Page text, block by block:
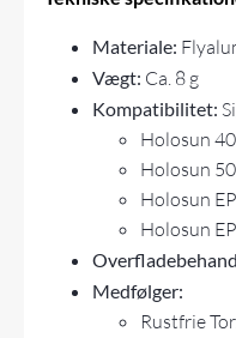
Materiale:
Vægt: Ca. 8 g
Kompatibilitet:
Holosun
Holosun
Holosun
Holosun
Medfølger:
Rustfrie